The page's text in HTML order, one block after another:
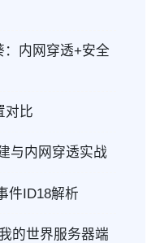
：内网穿透+安全
对比
与内网穿透实战
件ID18解析
的世界服务器端